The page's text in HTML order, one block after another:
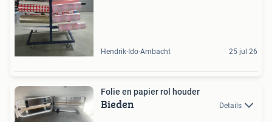
Hendrik-Ido-Ambacht 25 jul 26
Folie en papier rol houder
Bieden Details